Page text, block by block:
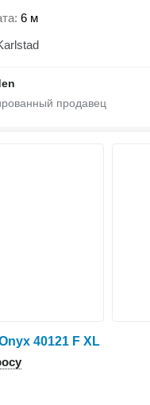
6 м
40121 F XL